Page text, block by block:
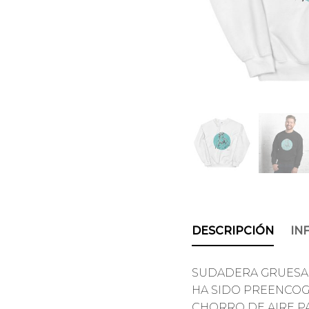
DESCRIPCIÓN
SUDADERA
HA SIDO